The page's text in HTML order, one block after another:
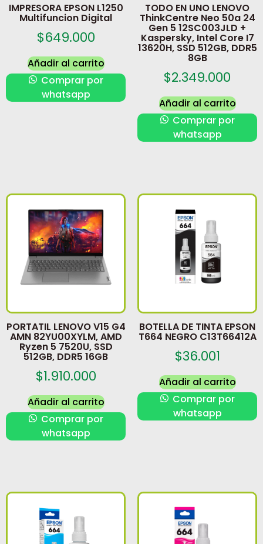
IMPRESORA EPSON L1250
Multifuncion Digital
$649.000
Añadir al carrito
Comprar por
whatsapp
TODO EN UNO LENOVO
ThinkCentre Neo 50a 24
Gen 5 12SC003JLD +
Kaspersky, Intel Core I7
13620H, SSD 512GB, DDR5
8GB
$2.349.000
Añadir al carrito
Comprar por
whatsapp
PORTATIL LENOVO V15 G4
AMN 82YU00XYLM, AMD
Ryzen 5 7520U, SSD
512GB, DDR5 16GB
$1.910.000
Añadir al carrito
Comprar por
whatsapp
BOTELLA DE TINTA EPSON
T664 NEGRO C13T66412A
$36.001
Añadir al carrito
Comprar por
whatsapp